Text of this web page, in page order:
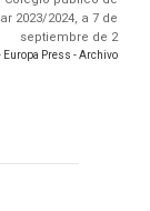
2023/2024, a 7 de
septiembre de 2
Europa Press - Archivo